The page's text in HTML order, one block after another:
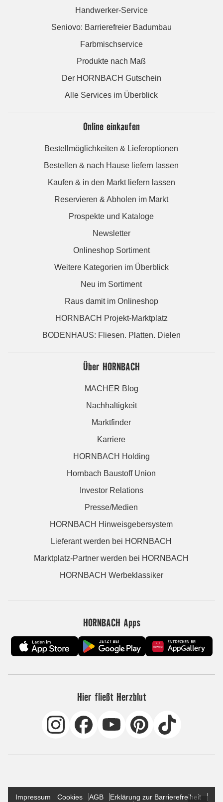
Handwerker-Service
Seniovo: Barrierefreier Badumbau
Farbmischservice
Produkte nach Maß
Der HORNBACH Gutschein
Alle Services im Überblick
Online einkaufen
Bestellmöglichkeiten & Lieferoptionen
Bestellen & nach Hause liefern lassen
Kaufen & in den Markt liefern lassen
Reservieren & Abholen im Markt
Prospekte und Kataloge
Newsletter
Onlineshop Sortiment
Weitere Kategorien im Überblick
Neu im Sortiment
Raus damit im Onlineshop
HORNBACH Projekt-Marktplatz
BODENHAUS: Fliesen. Platten. Dielen
Über HORNBACH
MACHER Blog
Nachhaltigkeit
Marktfinder
Karriere
HORNBACH Holding
Hornbach Baustoff Union
Investor Relations
Presse/Medien
HORNBACH Hinweisgebersystem
Lieferant werden bei HORNBACH
Marktplatz-Partner werden bei HORNBACH
HORNBACH Werbeklassiker
HORNBACH Apps
Hier fließt Herzblut
Impressum Cookies AGB
Erklärung zur Barrierefreiheit